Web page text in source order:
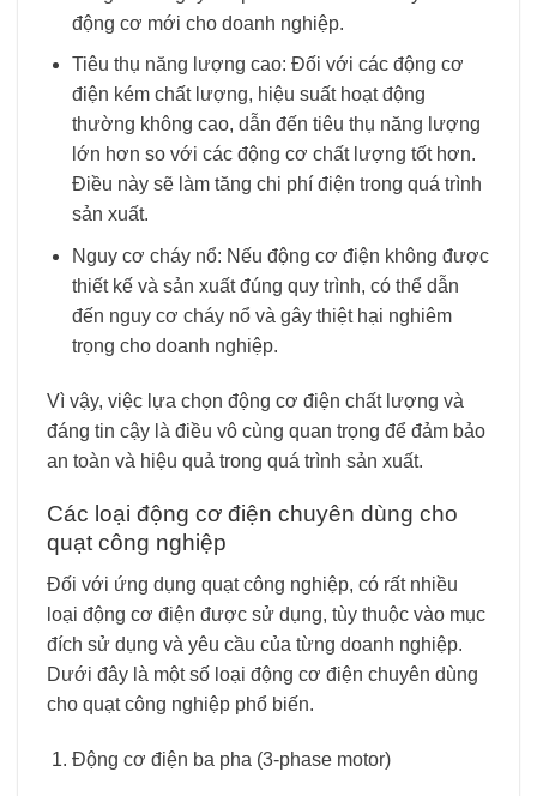
động cơ mới cho doanh nghiệp.
Tiêu thụ năng lượng cao: Đối với các động cơ
điện kém chất lượng, hiệu suất hoạt động
thường không cao, dẫn đến tiêu thụ năng lượng
lớn hơn so với các động cơ chất lượng tốt hơn.
Điều này sẽ làm tăng chi phí điện trong quá trình
sản xuất.
Nguy cơ cháy nổ: Nếu động cơ điện không được
thiết kế và sản xuất đúng quy trình, có thể dẫn
đến nguy cơ cháy nổ và gây thiệt hại nghiêm
trọng cho doanh nghiệp.
Vì vậy, việc lựa chọn động cơ điện chất lượng và
đáng tin cậy là điều vô cùng quan trọng để đảm bảo
an toàn và hiệu quả trong quá trình sản xuất.
Các loại động cơ điện chuyên dùng cho
quạt công nghiệp
Đối với ứng dụng quạt công nghiệp, có rất nhiều
loại động cơ điện được sử dụng, tùy thuộc vào mục
đích sử dụng và yêu cầu của từng doanh nghiệp.
Dưới đây là một số loại động cơ điện chuyên dùng
cho quạt công nghiệp phổ biến.
Động cơ điện ba pha (3-phase motor)